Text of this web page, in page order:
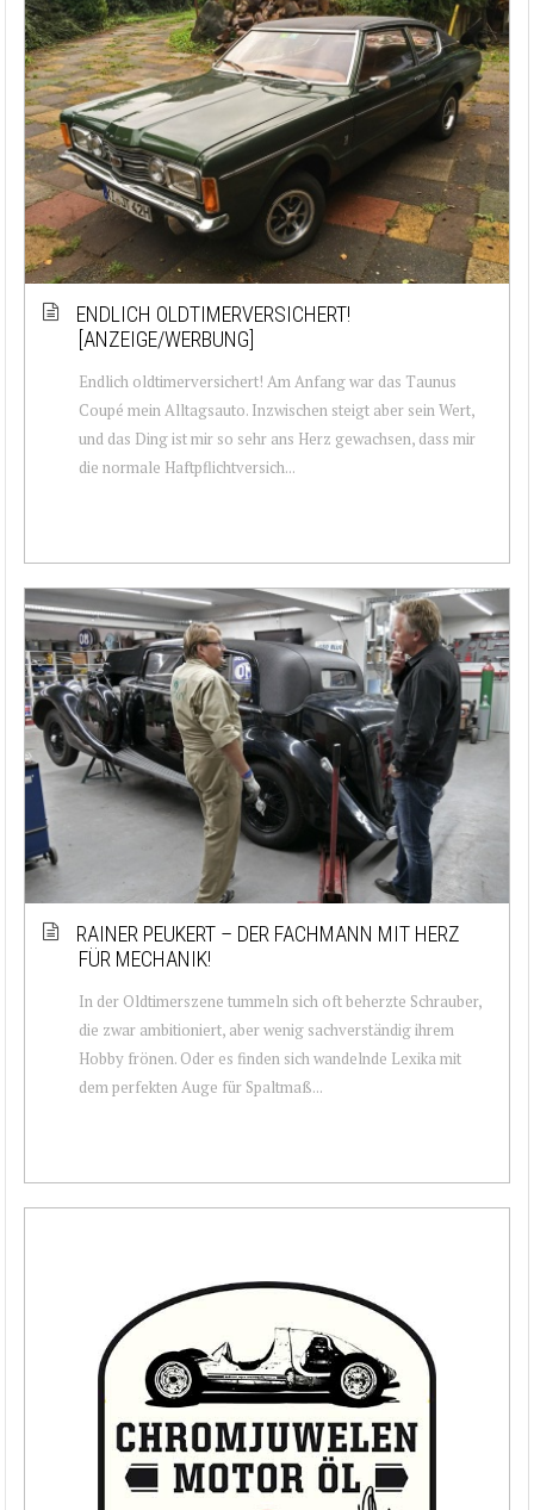
ENDLICH OLDTIMERVERSICHERT!
[ANZEIGE/WERBUNG]
Endlich oldtimerversichert! Am Anfang war das Taunus
Coupé mein Alltagsauto. Inzwischen steigt aber sein Wert,
und das Ding ist mir so sehr ans Herz gewachsen, dass mir
die normale Haftpflichtversich...
RAINER PEUKERT – DER FACHMANN MIT HERZ
FÜR MECHANIK!
In der Oldtimerszene tummeln sich oft beherzte Schrauber,
die zwar ambitioniert, aber wenig sachverständig ihrem
Hobby frönen. Oder es finden sich wandelnde Lexika mit
dem perfekten Auge für Spaltmaß...